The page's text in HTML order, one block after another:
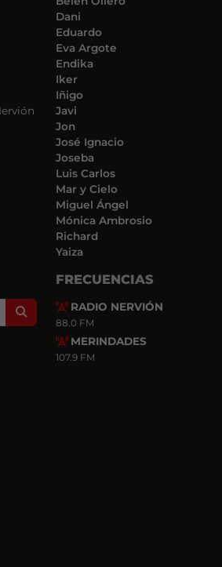
Dani
Eduardo
Eva Argote
Endika
Iker
Iñigo
Javi
Jon
José Ignacio
Joseba
Luis Carlos
Mar y Cielo
Miguel Ángel
Mónica Ambrosio
Richard
Yaiza
Search
FRECUENCIAS
RADIO NERVIÓN
88.0 FM
MERINDADES
107.9 FM